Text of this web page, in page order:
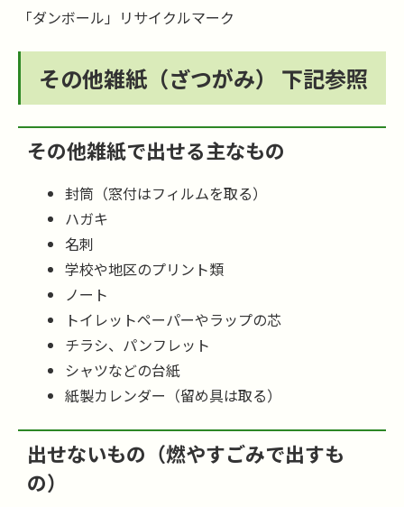
「ダンボール」リサイクルマーク
その他雑紙（ざつがみ） 下記参照
その他雑紙で出せる主なもの
封筒（窓付はフィルムを取る）
ハガキ
名刺
学校や地区のプリント類
ノート
トイレットペーパーやラップの芯
チラシ、パンフレット
シャツなどの台紙
紙製カレンダー（留め具は取る）
出せないもの（燃やすごみで出すも
の）